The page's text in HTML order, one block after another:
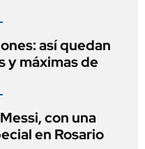
así quedan
y máximas de
con una
en Rosario